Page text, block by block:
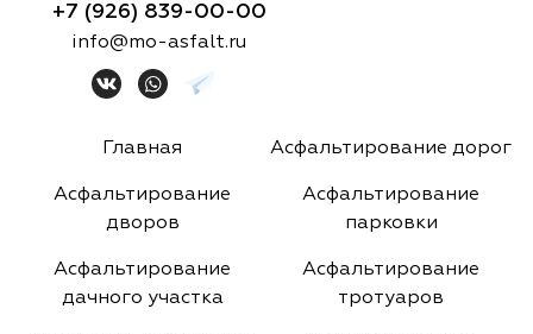
+7 (926) 839-00-00
info@mo-asfalt.ru
Главная Асфальтирование дорог
Асфальтирование
дворов
Асфальтирование
парковки
Асфальтирование
дачного участка
Асфальтирование
тротуаров